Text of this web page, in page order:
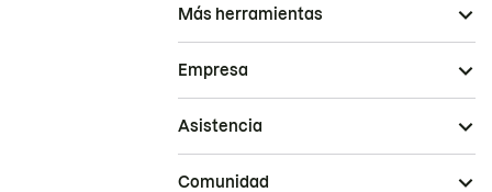
Más herramientas
Empresa
Asistencia
Comunidad